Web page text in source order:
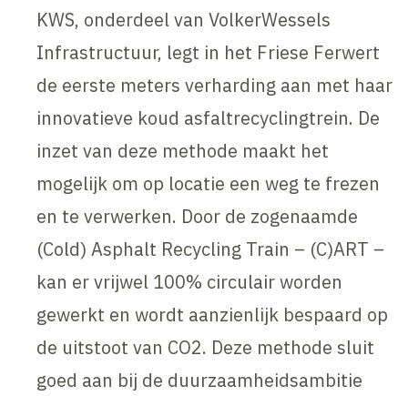
KWS, onderdeel van VolkerWessels
Infrastructuur, legt in het Friese Ferwert
de eerste meters verharding aan met haar
innovatieve koud asfaltrecyclingtrein. De
inzet van deze methode maakt het
mogelijk om op locatie een weg te frezen
en te verwerken. Door de zogenaamde
(Cold) Asphalt Recycling Train – (C)ART –
kan er vrijwel 100% circulair worden
gewerkt en wordt aanzienlijk bespaard op
de uitstoot van CO2. Deze methode sluit
goed aan bij de duurzaamheidsambitie